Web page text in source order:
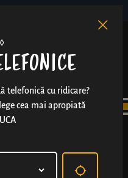
telefonică cu ridicare?
cea mai apropiată